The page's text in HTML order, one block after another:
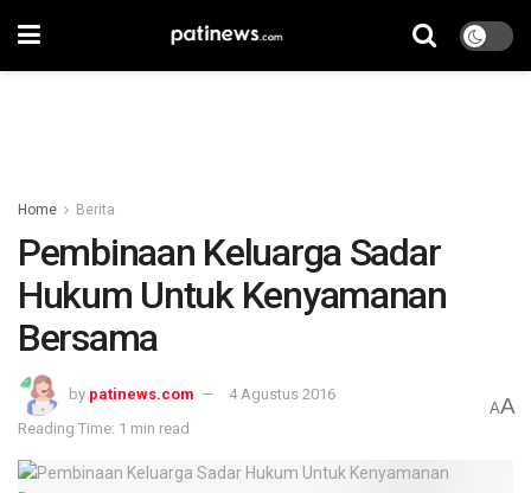
Home Berita
Pembinaan Keluarga Sadar
Hukum Untuk Kenyamanan
Bersama
by patinews.com
4 Agustus 2016
Reading Time: 1 min read
AA